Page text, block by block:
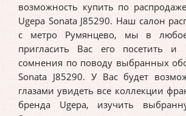
возможность купить по
Ugepa Sonata J85290. Наш салон
с метро Румянцево, мы в
пригласить Вас его посетить и
сомнения по поводу выбранных
Sonata J85290. У Вас будет
глазами увидеть все коллекции
бренда Ugepa, изучить